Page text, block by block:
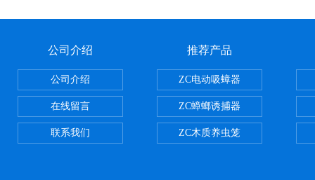
公司介绍
公司介绍
在线留言
联系我们
推荐产品
ZC电动吸蟑器
ZC蟑螂诱捕器
ZC木质养虫笼